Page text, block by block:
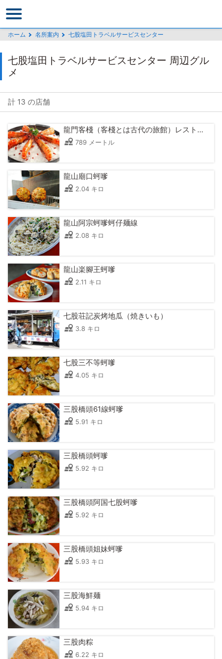
イ
ン
コ
ン
ク
ホーム 名所案内 七股塩田トラベルサービスセンター
七股塩田トラベルサービスセンター 周辺グル
メ
計 13 の店舗
龍門客棧（客棧とは古代の旅館）レストラン
789 メートル
龍山廟口蚵嗲
2.04 キロ
龍山阿宗蚵嗲蚵仔麺線
2.08 キロ
龍山楽腳王蚵嗲
2.11 キロ
七股荘記炭烤地瓜（焼きいも）
3.8 キロ
七股三不等蚵嗲
4.05 キロ
三股橋頭61線蚵嗲
5.91 キロ
三股橋頭蚵嗲
5.92 キロ
三股橋頭阿国七股蚵嗲
5.92 キロ
三股橋頭姐妹蚵嗲
5.93 キロ
三股海鮮麺
5.94 キロ
三股肉粽
6.22 キロ